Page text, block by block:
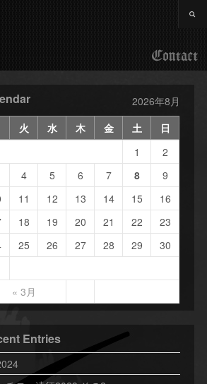
2026年8月
火 水 木 金 土 日
« 3月
1
2
4 5 6 7 8
9
11 12 13 14 15
16
18 19 20 21 22
23
25 26 27 28 29
30
Entries